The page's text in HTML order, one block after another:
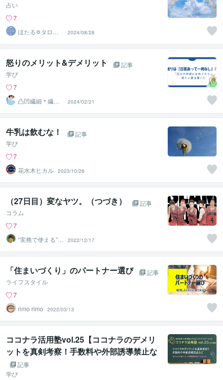
占い
7
ほたる✡タロッ
ト占い師
2024/08/28
怒りのメリット&デメリット
記事
学び
7
凸凹繊細＊繊細
親子発達親子の
お話相手
2024/02/21
牛乳は飲むな！
記事
学び
7
花水木ヒカル 2023/10/26
（27日目）変なヤツ。（つづき）
記事
コラム
7
“実務で使える”改
善パートナー／
かめきち
2022/12/17
「住まいづくり」のパートナー選び
記事
ライフスタイル
7
rimo rimo
2022/03/13
ココナラ活用塾vol.25【ココナラのデメリ
ットを真剣考察！手数料や外部誘導禁止な
ど】記事
学び